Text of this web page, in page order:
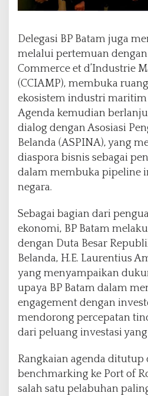
Delegasi BP Batam juga
melalui pertemuan
Commerce et d’Industrie
(CCIAMP), membuka
ekosistem industri maritim
Agenda kemudian
dialog dengan Asosiasi
Belanda (ASPINA), yang
diaspora bisnis sebagai
dalam membuka pipeline
negara.
Sebagai bagian dari
ekonomi, BP Batam
dengan Duta Besar
Belanda, H.E. Laurentius
yang menyampaikan
upaya BP Batam dalam
engagement dengan
mendorong percepatan
dari peluang investasi
Rangkaian agenda
benchmarking ke Port of
salah satu pelabuhan